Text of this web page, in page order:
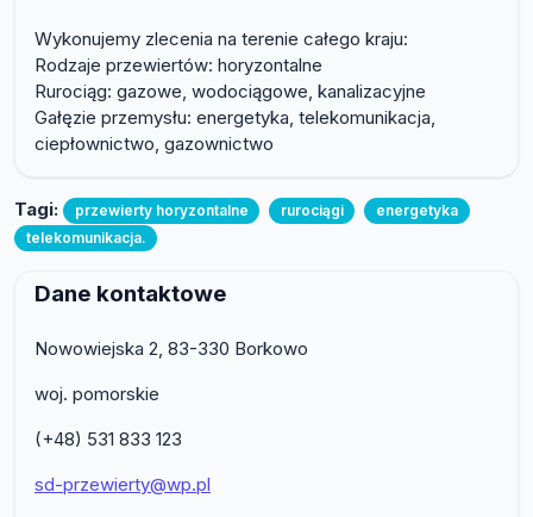
Wykonujemy zlecenia na terenie całego kraju:
Rodzaje przewiertów: horyzontalne
Rurociąg: gazowe, wodociągowe, kanalizacyjne
Gałęzie przemysłu: energetyka, telekomunikacja,
ciepłownictwo, gazownictwo
Tagi: przewierty horyzontalne rurociągi
energetyka
telekomunikacja.
Dane kontaktowe
Nowowiejska 2, 83-330 Borkowo
woj. pomorskie
(+48) 531 833 123
sd-przewierty@wp.pl